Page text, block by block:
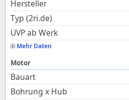
Hersteller
Typ (2ri.de)
UVP ab Werk
Mehr Daten
Motor
Bauart
Bohrung x Hub